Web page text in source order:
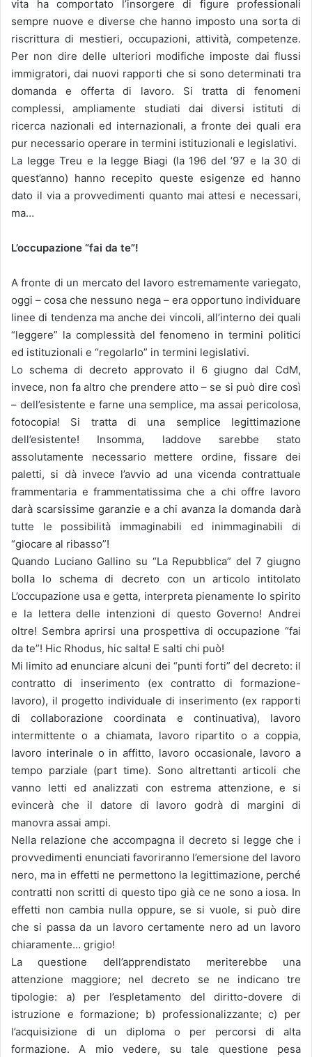
vita ha comportato l’insorgere di figure professionali
sempre nuove e diverse che hanno imposto una sorta di
riscrittura di mestieri, occupazioni, attività, competenze.
Per non dire delle ulteriori modifiche imposte dai flussi
immigratori, dai nuovi rapporti che si sono determinati tra
domanda e offerta di lavoro. Si tratta di fenomeni
complessi, ampliamente studiati dai diversi istituti di
ricerca nazionali ed internazionali, a fronte dei quali era
pur necessario operare in termini istituzionali e legislativi.
La legge Treu e la legge Biagi (la 196 del ’97 e la 30 di
quest’anno) hanno recepito queste esigenze ed hanno
dato il via a provvedimenti quanto mai attesi e necessari,
ma…
L’occupazione “fai da te”!
A fronte di un mercato del lavoro estremamente variegato,
oggi – cosa che nessuno nega – era opportuno individuare
linee di tendenza ma anche dei vincoli, all’interno dei quali
“leggere” la complessità del fenomeno in termini politici
ed istituzionali e “regolarlo” in termini legislativi.
Lo schema di decreto approvato il 6 giugno dal CdM,
invece, non fa altro che prendere atto – se si può dire così
– dell’esistente e farne una semplice, ma assai pericolosa,
fotocopia! Si tratta di una semplice legittimazione
dell’esistente! Insomma, laddove sarebbe stato
assolutamente necessario mettere ordine, fissare dei
paletti, si dà invece l’avvio ad una vicenda contrattuale
frammentaria e frammentatissima che a chi offre lavoro
darà scarsissime garanzie e a chi avanza la domanda darà
tutte le possibilità immaginabili ed inimmaginabili di
“giocare al ribasso”!
Quando Luciano Gallino su “La Repubblica” del 7 giugno
bolla lo schema di decreto con un articolo intitolato
L’occupazione usa e getta, interpreta pienamente lo spirito
e la lettera delle intenzioni di questo Governo! Andrei
oltre! Sembra aprirsi una prospettiva di occupazione “fai
da te”! Hic Rhodus, hic salta! E salti chi può!
Mi limito ad enunciare alcuni dei “punti forti” del decreto: il
contratto di inserimento (ex contratto di formazione-
lavoro), il progetto individuale di inserimento (ex rapporti
di collaborazione coordinata e continuativa), lavoro
intermittente o a chiamata, lavoro ripartito o a coppia,
lavoro interinale o in affitto, lavoro occasionale, lavoro a
tempo parziale (part time). Sono altrettanti articoli che
vanno letti ed analizzati con estrema attenzione, e si
evincerà che il datore di lavoro godrà di margini di
manovra assai ampi.
Nella relazione che accompagna il decreto si legge che i
provvedimenti enunciati favoriranno l’emersione del lavoro
nero, ma in effetti ne permettono la legittimazione, perché
contratti non scritti di questo tipo già ce ne sono a iosa. In
effetti non cambia nulla oppure, se si vuole, si può dire
che si passa da un lavoro certamente nero ad un lavoro
chiaramente… grigio!
La questione dell’apprendistato meriterebbe una
attenzione maggiore; nel decreto se ne indicano tre
tipologie: a) per l’espletamento del diritto-dovere di
istruzione e formazione; b) professionalizzante; c) per
l’acquisizione di un diploma o per percorsi di alta
formazione. A mio vedere, su tale questione pesa